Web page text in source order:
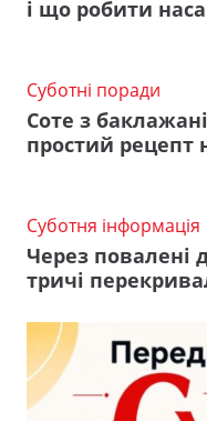
і що робити
Суботні поради
Соте з
простий рецепт
Суботня інформація
Через
тричі